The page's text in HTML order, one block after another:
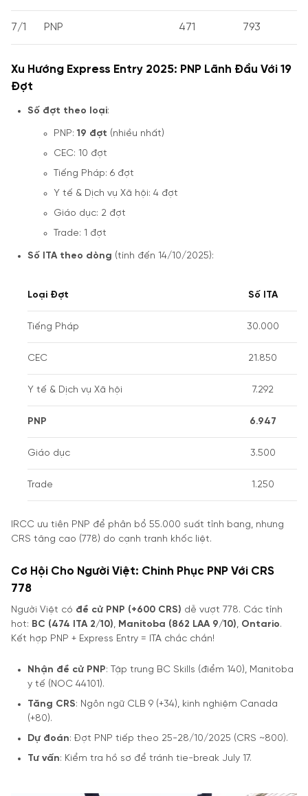
7/1 PNP 471 793
Xu Hướng Express Entry 2025: PNP Lãnh Đầu Với 19
Đợt
Số đợt theo loại:
PNP:19 đợt (nhiều nhất)
CEC: 10 đợt
Tiếng Pháp: 6 đợt
Y tế & Dịch vụ Xã hội: 4 đợt
Giáo dục: 2 đợt
Trade: 1 đợt
Số ITA theo dòng (tính đến 14/10/2025):
Loại Đợt Số ITA
Tiếng Pháp 30.000
CEC 21.850
Y tế & Dịch vụ Xã hội 7.292
PNP 6.947
Giáo dục 3.500
Trade 1.250
IRCC ưu tiên PNP để phân bổ 55.000 suất tỉnh bang, nhưng
CRS tăng cao (778) do cạnh tranh khốc liệt.
Cơ Hội Cho Người Việt: Chinh Phục PNP Với CRS
778
Người Việt có đề cử PNP (+600 CRS) dễ vượt 778. Các tỉnh
hot: BC (474 ITA 2/10), Manitoba (862 LAA 9/10), Ontario.
Kết hợp PNP + Express Entry = ITA chắc chắn!
Nhận đề cử PNP: Tập trung BC Skills (điểm 140), Manitoba
y tế (NOC 44101).
Tăng CRS: Ngôn ngữ CLB 9 (+34), kinh nghiệm Canada
(+80).
Dự đoán: Đợt PNP tiếp theo 25-28/10/2025 (CRS ~800).
Tư vấn: Kiểm tra hồ sơ để tránh tie-break July 17.